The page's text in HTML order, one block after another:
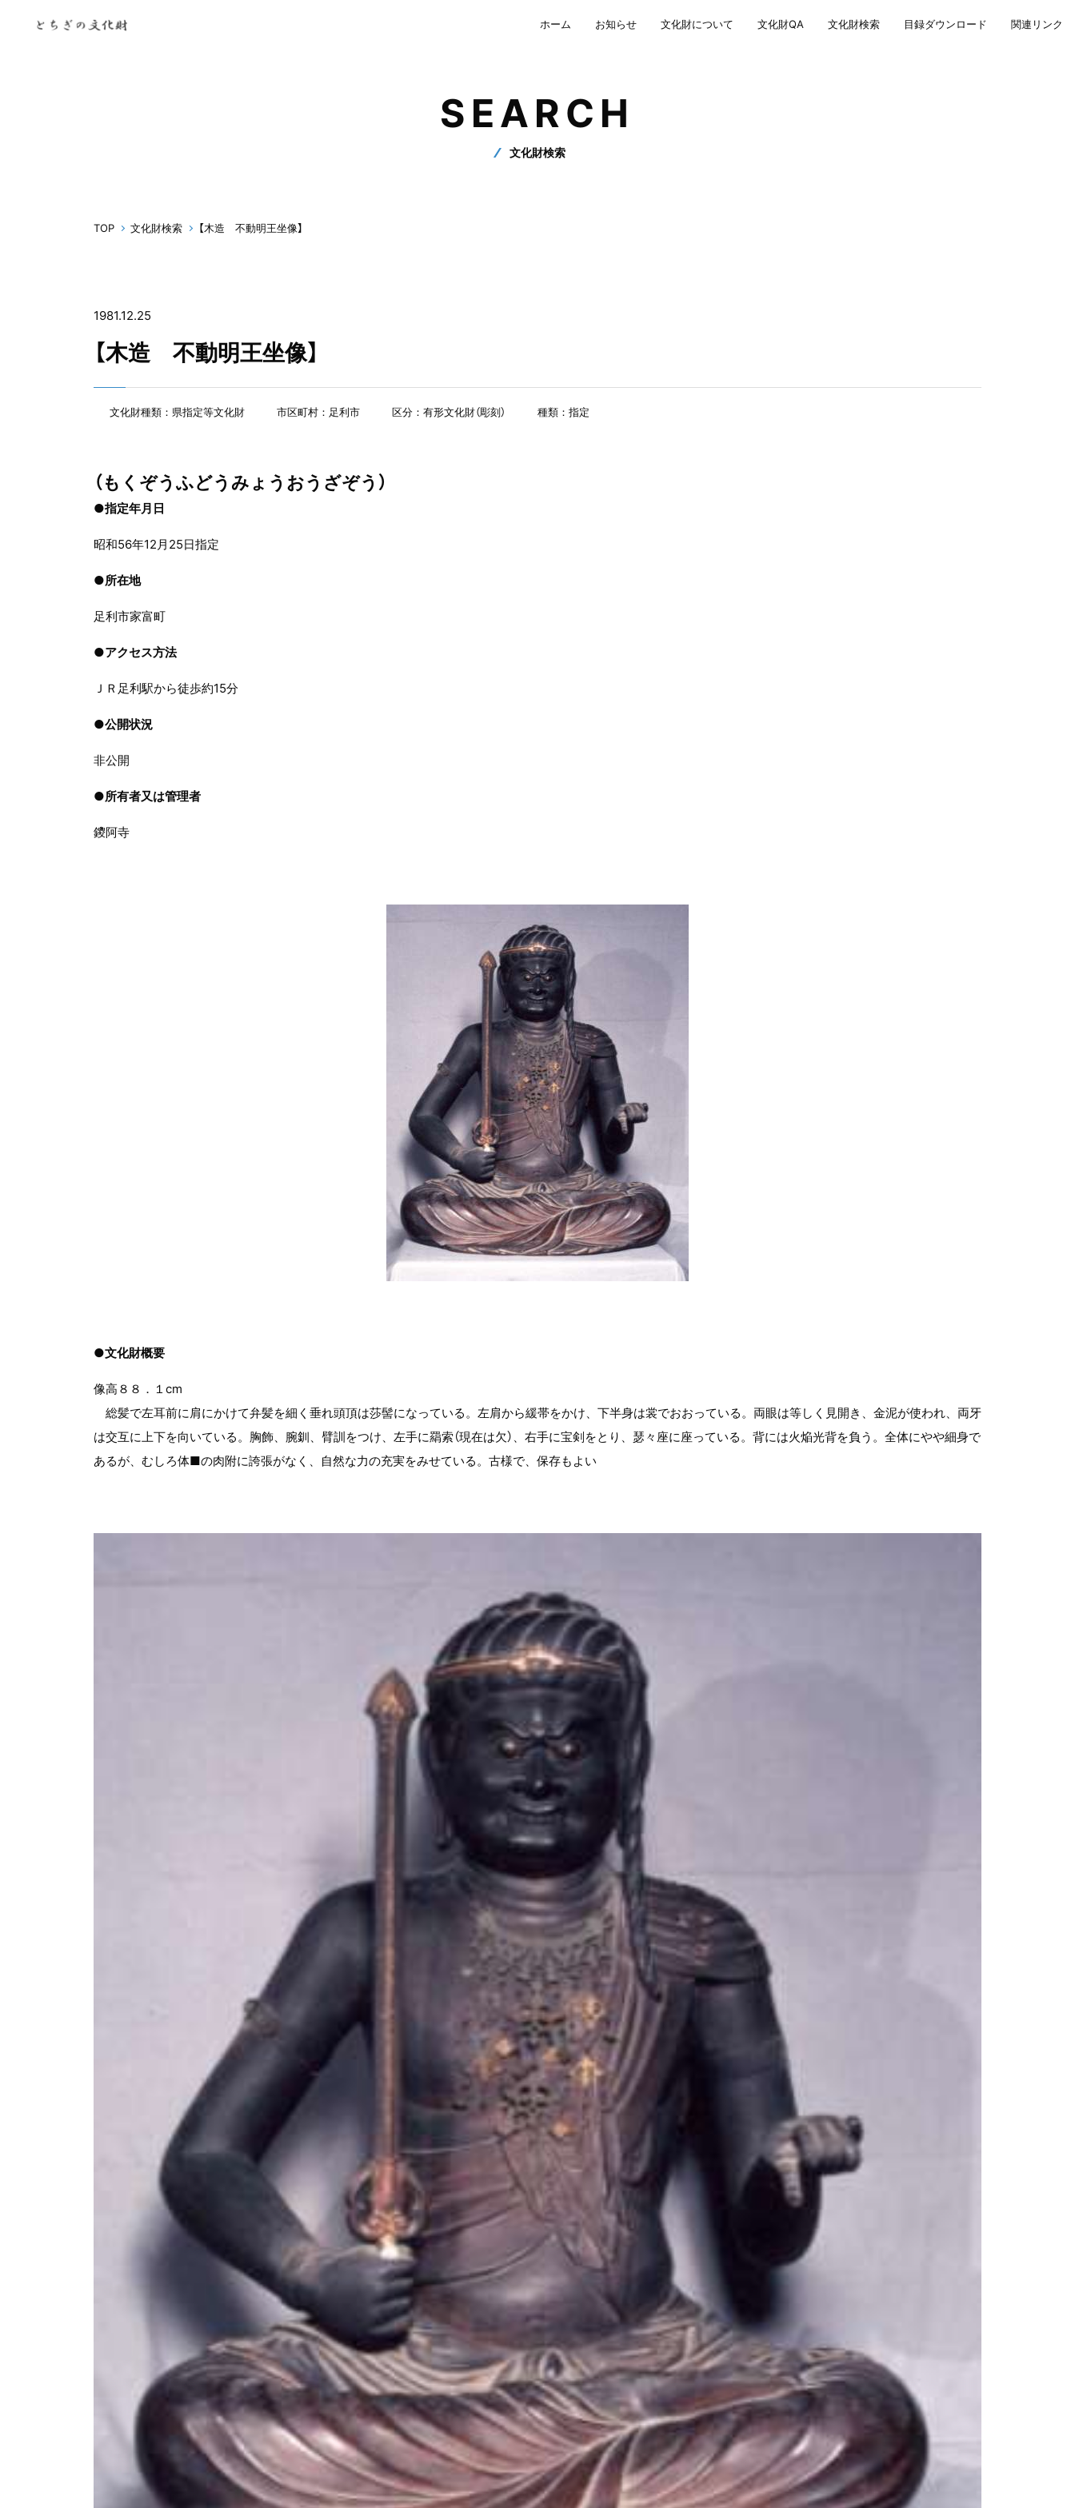
ホーム お知らせ 文化財について 文化財QA 文化財検索 目録ダウンロード 関連リンク
SEARCH
文化財検索
TOP 文化財検索 【木造 不動明王坐像】
1981.12.25
【木造 不動明王坐像】
文化財種類：県指定等文化財 市区町村：足利市 区分：有形文化財（彫刻） 種類：指定
（もくぞうふどうみょうおうざぞう）
●指定年月日
昭和56年12月25日指定
●所在地
足利市家富町
●アクセス方法
ＪＲ足利駅から徒歩約15分
●公開状況
非公開
●所有者又は管理者
鑁阿寺
●文化財概要
像高８８．１cm
総髪で左耳前に肩にかけて弁髪を細く垂れ頭頂は莎髻になっている。左肩から緩帯をかけ、下半身は裳でおおっている。両眼は等しく見開き、金泥が使われ、両牙
は交互に上下を向いている。胸飾、腕釧、臂訓をつけ、左手に羂索（現在は欠）、右手に宝剣をとり、瑟々座に座っている。背には火焔光背を負う。全体にやや細身で
あるが、むしろ体■の肉附に誇張がなく、自然な力の充実をみせている。古様で、保存もよい